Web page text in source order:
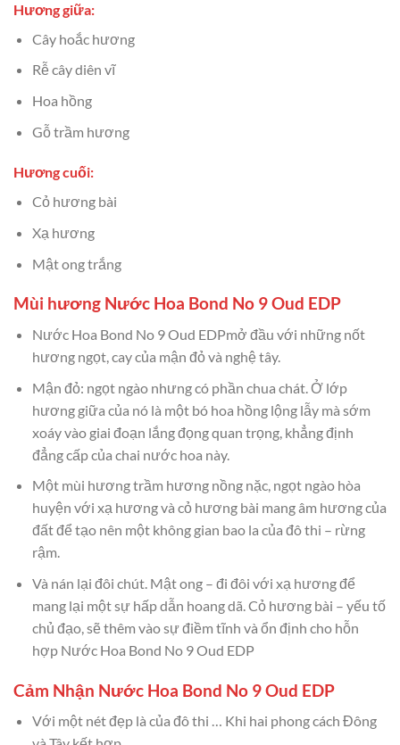
Hương giữa:
Cây hoắc hương
Rễ cây diên vĩ
Hoa hồng
Gỗ trầm hương
Hương cuối:
Cỏ hương bài
Xạ hương
Mật ong trắng
Mùi hương Nước Hoa Bond No 9 Oud EDP
Nước Hoa Bond No 9 Oud EDPmở đầu với những nốt
hương ngọt, cay của mận đỏ và nghệ tây.
Mận đỏ: ngọt ngào nhưng có phần chua chát. Ở lớp
hương giữa của nó là một bó hoa hồng lộng lẫy mà sớm
xoáy vào giai đoạn lắng đọng quan trọng, khẳng định
đẳng cấp của chai nước hoa này.
Một mùi hương trầm hương nồng nặc, ngọt ngào hòa
huyện với xạ hương và cỏ hương bài mang âm hương của
đất để tạo nên một không gian bao la của đô thi – rừng
rậm.
Và nán lại đôi chút. Mật ong – đi đôi với xạ hương để
mang lại một sự hấp dẫn hoang dã. Cỏ hương bài – yếu tố
chủ đạo, sẽ thêm vào sự điềm tĩnh và ổn định cho hỗn
hợp Nước Hoa Bond No 9 Oud EDP
Cảm Nhận Nước Hoa Bond No 9 Oud EDP
Với một nét đẹp là của đô thi … Khi hai phong cách Đông